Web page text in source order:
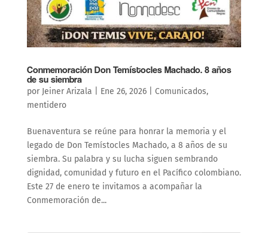
Conmemoración Don Temístocles Machado. 8 años
de su siembra
por Jeiner Arizala Ene 26, 2026| Comunicados,
mentidero
Buenaventura se reúne para honrar la memoria y el
legado de Don Temístocles Machado, a 8 años de su
siembra. Su palabra y su lucha siguen sembrando
dignidad, comunidad y futuro en el Pacífico colombiano.
Este 27 de enero te invitamos a acompañar la
Conmemoración de...